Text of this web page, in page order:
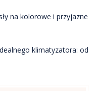
na kolorowe i przyjazne
klimatyzatora: od